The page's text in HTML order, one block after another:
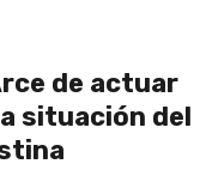
de actuar
situación del